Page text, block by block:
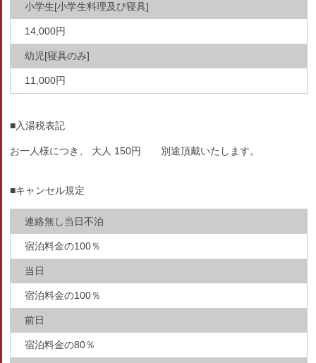
小学生[小学生料理及び寝具]
14,000円
幼児[寝具のみ]
11,000円
■入湯税表記
お一人様につき、 大人 150円 別途頂戴いたします。
■キャンセル規定
連絡無し当日不泊
宿泊料金の100％
当日
宿泊料金の100％
前日
宿泊料金の80％